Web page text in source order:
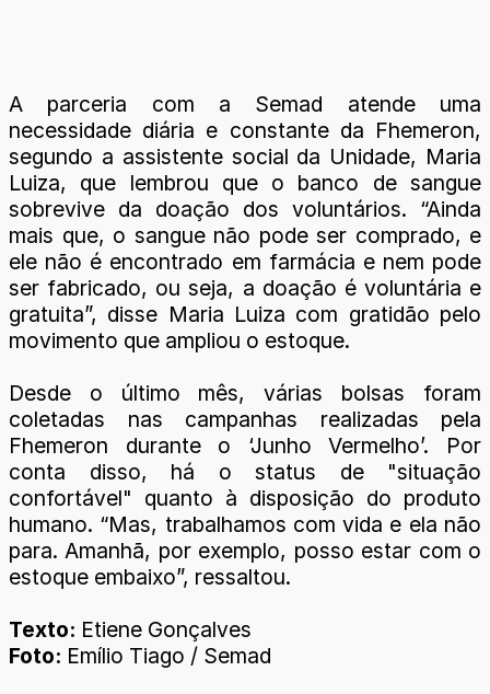
A parceria com a Semad atende uma
necessidade diária e constante da Fhemeron,
segundo a assistente social da Unidade, Maria
Luiza, que lembrou que o banco de sangue
sobrevive da doação dos voluntários. “Ainda
mais que, o sangue não pode ser comprado, e
ele não é encontrado em farmácia e nem pode
ser fabricado, ou seja, a doação é voluntária e
gratuita”, disse Maria Luiza com gratidão pelo
movimento que ampliou o estoque.
Desde o último mês, várias bolsas foram
coletadas nas campanhas realizadas pela
Fhemeron durante o ‘Junho Vermelho’. Por
conta disso, há o status de "situação
confortável" quanto à disposição do produto
humano. “Mas, trabalhamos com vida e ela não
para. Amanhã, por exemplo, posso estar com o
estoque embaixo”, ressaltou.
Texto: Etiene Gonçalves
Foto: Emílio Tiago / Semad